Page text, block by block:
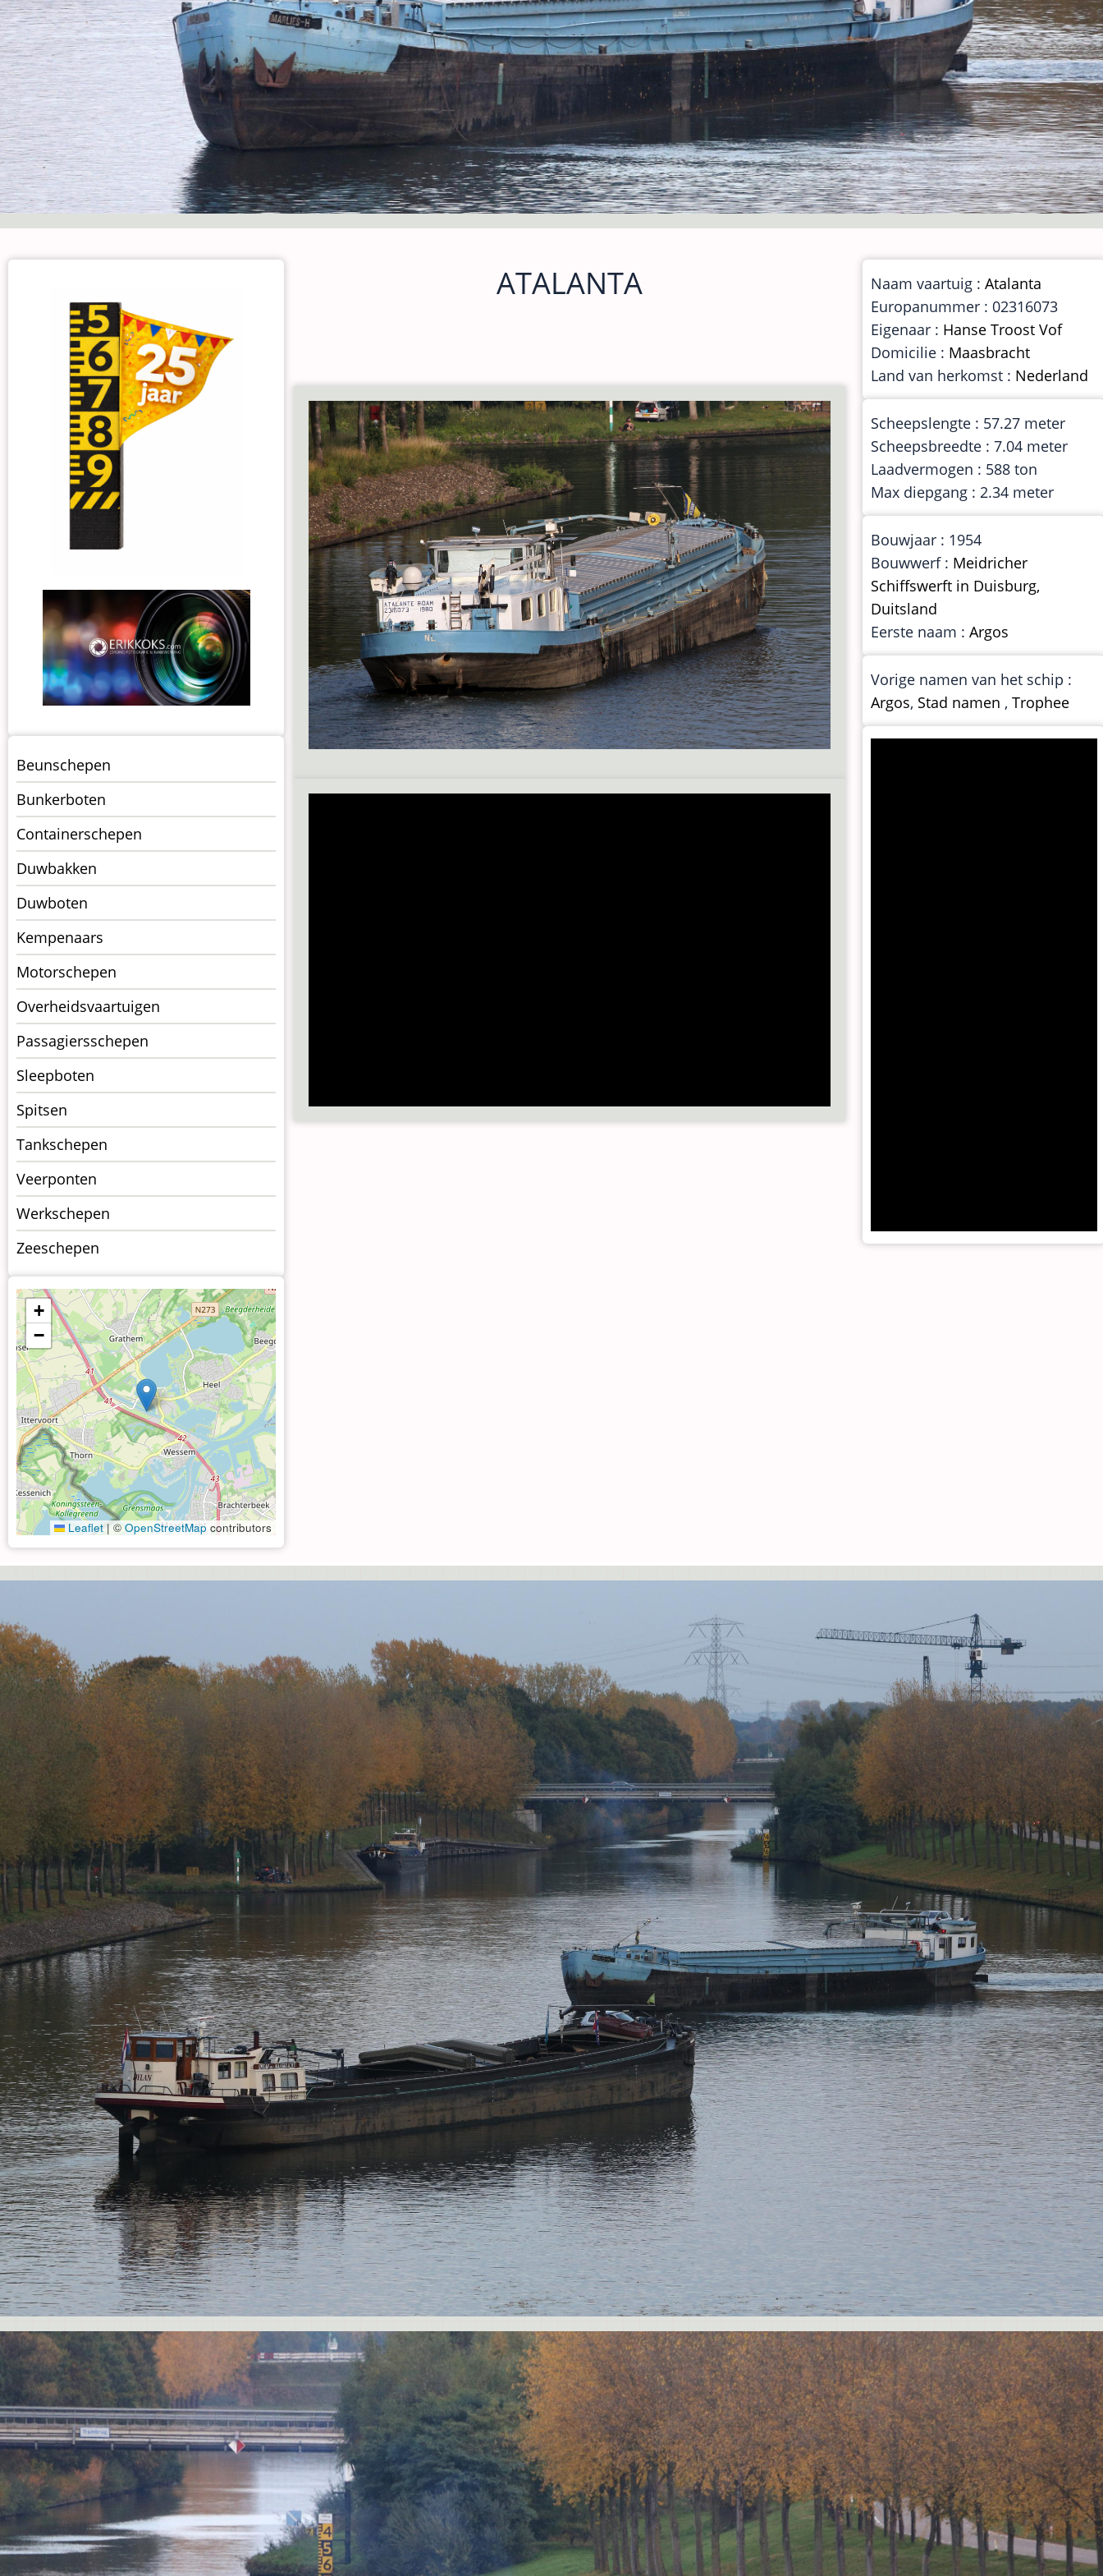
ATALANTA
Menu
Schepen
Beunschepen
Bunkerboten
Containerschepen
Duwbakken
Duwboten
Kempenaars
Motorschepen
Overheidsvaartuigen
Passagiersschepen
Sleepboten
Spitsen
Tankschepen
Veerponten
Werkschepen
Zeeschepen
+
−
Leaflet | © OpenStreetMap contributors
Naam vaartuig :Atalanta
Europanummer : 02316073
Eigenaar : Hanse Troost Vof
Domicilie : Maasbracht
Land van herkomst : Nederland
Scheepslengte : 57.27 meter
Scheepsbreedte : 7.04 meter
Laadvermogen : 588 ton
Max diepgang : 2.34 meter
Bouwjaar : 1954
Bouwwerf : Meidricher
Schiffswerft in Duisburg,
Duitsland
Eerste naam :Argos
Vorige namen van het schip :
Argos, Stad namen ,Trophee